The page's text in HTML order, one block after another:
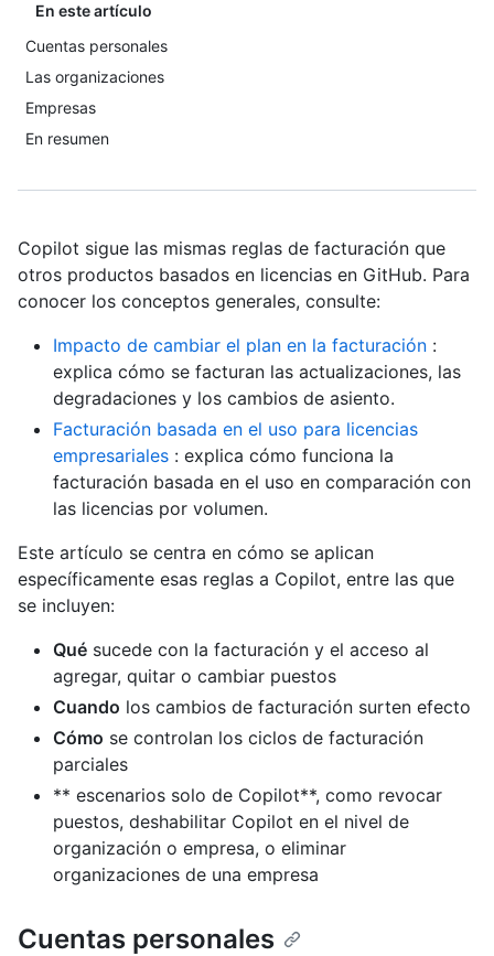
En este artículo
Cuentas personales
Las organizaciones
Empresas
En resumen
Copilot sigue las mismas reglas de facturación que
otros productos basados en licencias en GitHub. Para
conocer los conceptos generales, consulte:
Impacto de cambiar el plan en la facturación :
explica cómo se facturan las actualizaciones, las
degradaciones y los cambios de asiento.
Facturación basada en el uso para licencias
empresariales : explica cómo funciona la
facturación basada en el uso en comparación con
las licencias por volumen.
Este artículo se centra en cómo se aplican
específicamente esas reglas a Copilot, entre las que
se incluyen:
Qué sucede con la facturación y el acceso al
agregar, quitar o cambiar puestos
Cuando los cambios de facturación surten efecto
Cómo se controlan los ciclos de facturación
parciales
** escenarios solo de Copilot**, como revocar
puestos, deshabilitar Copilot en el nivel de
organización o empresa, o eliminar
organizaciones de una empresa
Cuentas personales